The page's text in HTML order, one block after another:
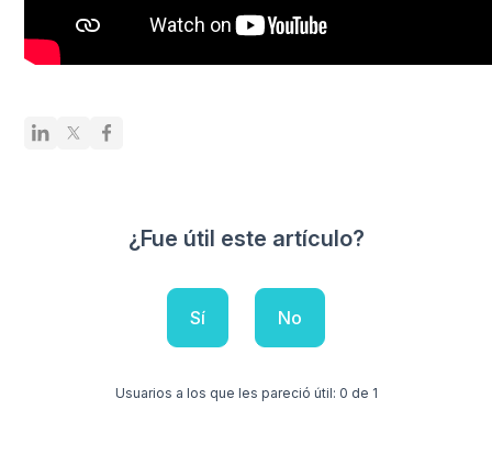
¿Fue útil este artículo?
Sí No
Usuarios a los que les pareció útil: 0 de 1